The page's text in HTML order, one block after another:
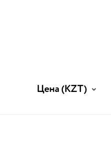
Цена(KZT)